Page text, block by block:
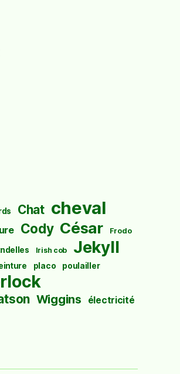
Chat cheval
Cody César Frodo
Irish cob Jekyll
placo poulailler
Wiggins électricité